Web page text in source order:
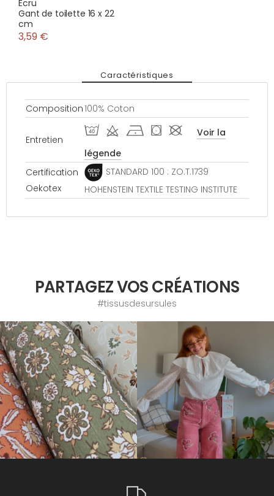
Ecru
Gant de toilette 16 x 22
cm
3,59 €
Caractéristiques
Composition100% Coton
Entretien
I d h ( #
Voir la
légende
Certification
Oekotex
STANDARD 100 : ZO.T.1739
HOHENSTEIN TEXTILE TESTING INSTITUTE
PARTAGEZ VOS CRÉATIONS
#tissusdesursules